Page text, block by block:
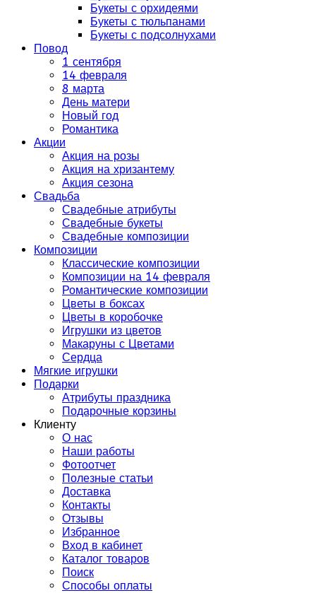
Букеты с орхидеями
Букеты с тюльпанами
Букеты с подсолнухами
Повод
1 сентября
14 февраля
8 марта
День матери
Новый год
Романтика
Акции
Акция на розы
Акция на хризантему
Акция сезона
Свадьба
Свадебные атрибуты
Свадебные букеты
Свадебные композиции
Композиции
Классические композиции
Композиции на 14 февраля
Романтические композиции
Цветы в боксах
Цветы в коробочке
Игрушки из цветов
Макаруны с Цветами
Сердца
Мягкие игрушки
Подарки
Атрибуты праздника
Подарочные корзины
Клиенту
О нас
Наши работы
Фотоотчет
Полезные статьи
Доставка
Контакты
Отзывы
Избранное
Вход в кабинет
Каталог товаров
Поиск
Способы оплаты